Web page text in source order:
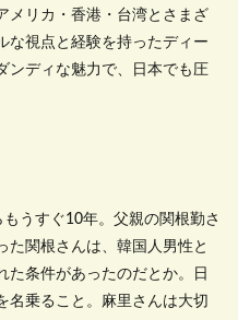
メリカ・香港・台湾とさまざ
な視点と経験を持ったディー
ンディな魅力で、日本でも圧
もうすぐ10年。父親の関根勤さ
た関根さんは、韓国人男性と
た条件があったのだとか。日
乗ること。麻里さんは大切